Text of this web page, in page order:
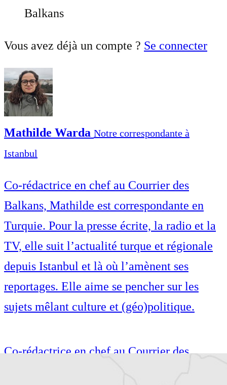
Balkans
Vous avez déjà un compte ? Se connecter
Mathilde Warda Notre correspondante à
Istanbul
Co-rédactrice en chef au Courrier des
Balkans, Mathilde est correspondante en
Turquie. Pour la presse écrite, la radio et la
TV, elle suit l’actualité turque et régionale
depuis Istanbul et là où l’amènent ses
reportages. Elle aime se pencher sur les
sujets mêlant culture et (géo)politique.
Co-rédactrice en chef au Courrier des